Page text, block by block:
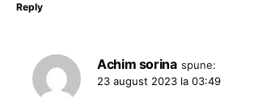
Reply
Achim sorina spune:
23 august 2023 la 03:49